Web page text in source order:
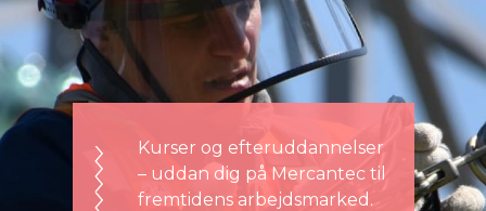
Kurser og efteruddannelser
– uddan dig på Mercantec til
fremtidens arbejdsmarked.